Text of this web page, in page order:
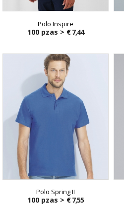
Polo Inspire
100 pzas > € 7,44
Polo Spring II
100 pzas > € 7,55